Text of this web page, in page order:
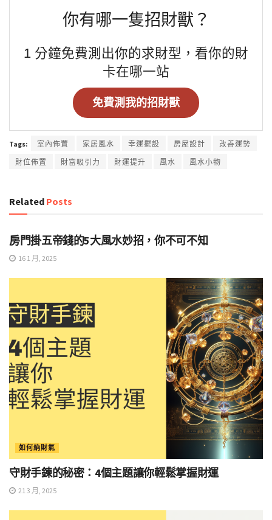
你有哪一隻招財獸？
1 分鐘免費測出你的求財型，看你的財
卡在哪一站
免費測我的招財獸
Tags: 室內佈置 家居風水 幸運擺設 房屋設計
改善運勢
財位佈置
財富吸引力 財運提升 風水 風水小物
Related Posts
如何納財氣
房門掛五帝錢的5大風水妙招，你不可不知
16 1 月, 2025
如何納財氣
守財手鍊的秘密：4個主題讓你輕鬆掌握財運
21 3 月, 2025